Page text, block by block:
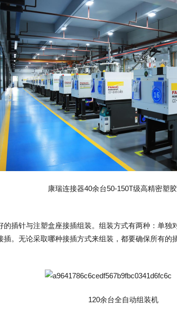
康瑞连接器40余台50-150T级高精密塑
插针与注塑盒座接插组装。‌组装方式有两种：‌单
插。‌无论采取哪种接插方式来组装，‌都要确保所有
120余台全自动组装机